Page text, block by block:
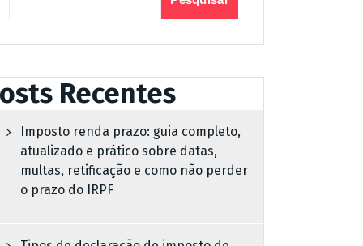
Recentes
Imposto renda prazo: guia completo,
atualizado e prático sobre datas,
multas, retificação e como não perder
o prazo do IRPF